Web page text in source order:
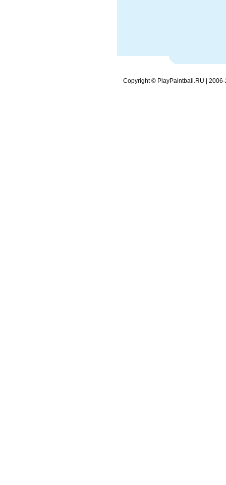
Copyright © PlayPaintball.RU | 2006-